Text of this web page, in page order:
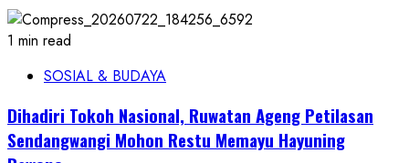
1 min read
SOSIAL & BUDAYA
Dihadiri Tokoh Nasional, Ruwatan Ageng Petilasan
Sendangwangi Mohon Restu Memayu Hayuning